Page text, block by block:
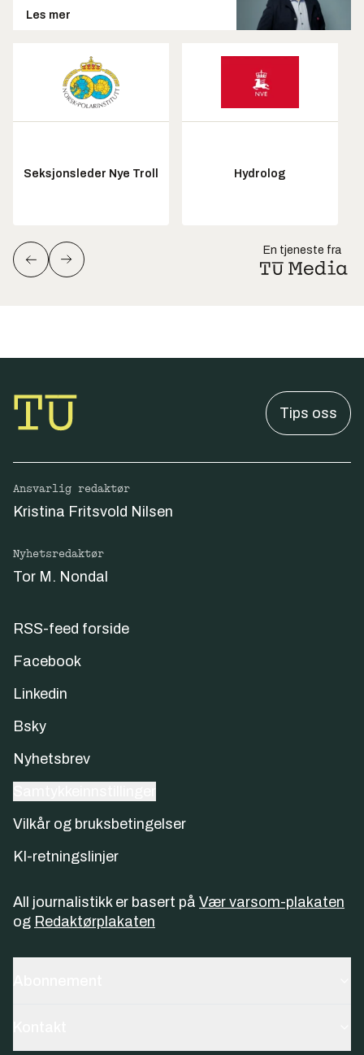
Les mer
Seksjonsleder Nye Troll Hydrolog
En tjeneste fra
Tips oss
Ansvarlig redaktør
Kristina Fritsvold Nilsen
Nyhetsredaktør
Tor M. Nondal
RSS-feed forside
Facebook
Linkedin
Bsky
Nyhetsbrev
Vilkår og bruksbetingelser
KI-retningslinjer
All journalistikk er basert på Vær varsom-plakaten
og Redaktørplakaten